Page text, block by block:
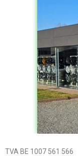
TVA BE 1007 561 566